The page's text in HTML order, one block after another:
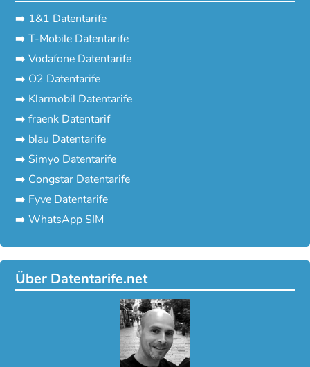
➡️ 1&1 Datentarife
➡️ T-Mobile Datentarife
➡️ Vodafone Datentarife
➡️ O2 Datentarife
➡️ Klarmobil Datentarife
➡️ fraenk Datentarif
➡️ blau Datentarife
➡️ Simyo Datentarife
➡️ Congstar Datentarife
➡️ Fyve Datentarife
➡️ WhatsApp SIM
Über Datentarife.net